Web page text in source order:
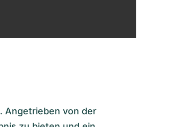
Angetrieben von der